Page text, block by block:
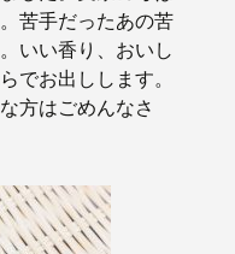
苦手だったあの苦
いい香り、おいし
でお出しします。
方はごめんなさ